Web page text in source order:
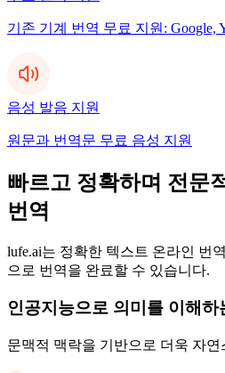
기존 기계 번역 무료 지원: Google,
음성 발음 지원
원문과 번역문 무료 음성 지원
빠르고 정확하며 전문
번역
lufe.ai는 정확한 텍스트 온라인 번
으로 번역을 완료할 수 있습니다.
인공지능으로 의미를 이해하
문맥적 맥락을 기반으로 더욱 자